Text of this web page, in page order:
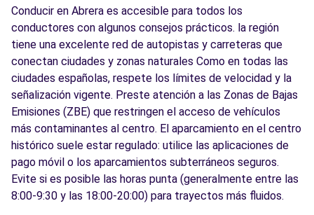
Conducir en Abrera es accesible para todos los
conductores con algunos consejos prácticos. la región
tiene una excelente red de autopistas y carreteras que
conectan ciudades y zonas naturales Como en todas las
ciudades españolas, respete los límites de velocidad y la
señalización vigente. Preste atención a las Zonas de Bajas
Emisiones (ZBE) que restringen el acceso de vehículos
más contaminantes al centro. El aparcamiento en el centro
histórico suele estar regulado: utilice las aplicaciones de
pago móvil o los aparcamientos subterráneos seguros.
Evite si es posible las horas punta (generalmente entre las
8:00-9:30 y las 18:00-20:00) para trayectos más fluidos.